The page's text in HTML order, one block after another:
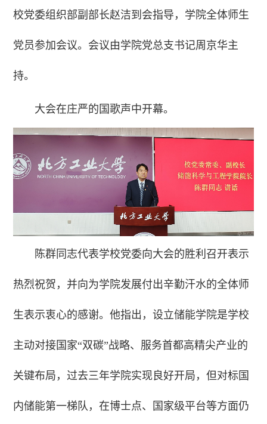
校党委组织部副部长赵洁到会指导，学院全体师生
党员参加会议。会议由学院党总支书记周京华主
持。
大会在庄严的国歌声中开幕。
陈群同志代表学校党委向大会的胜利召开表示
热烈祝贺，并向为学院发展付出辛勤汗水的全体师
生表示衷心的感谢。他指出，设立储能学院是学校
主动对接国家“双碳”战略、服务首都高精尖产业的
关键布局，过去三年学院实现良好开局，但对标国
内储能第一梯队，在博士点、国家级平台等方面仍